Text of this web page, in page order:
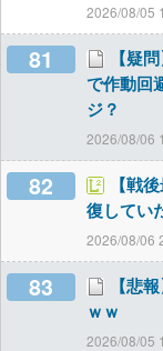
2026/08/05
81
【疑
で作動回
ジ？
2026/08/06
82
【戦
復して
2026/08/06
83
【悲
ｗｗ
2026/08/05